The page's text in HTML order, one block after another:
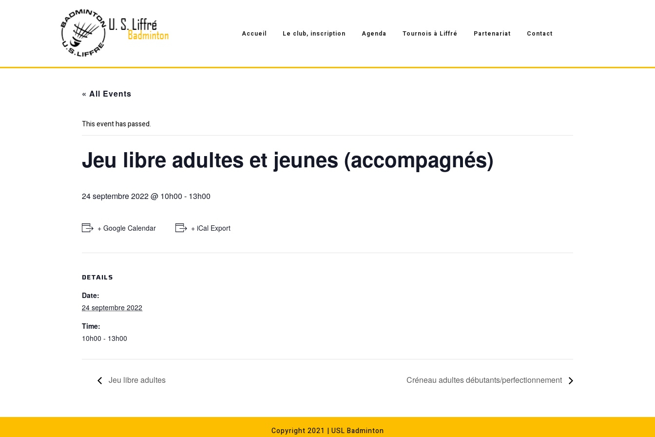
Accueil Le club, inscription Agenda Tournois à Liffré Partenariat Contact
« All Events
This event has passed.
Jeu libre adultes et jeunes (accompagnés)
24 septembre 2022 @ 10h00 - 13h00
+ Google Calendar + iCal Export
DETAILS
Date:
24 septembre 2022
Time:
10h00 - 13h00
Jeu libre adultes Créneau adultes débutants/perfectionnement
Copyright 2021 | USL Badminton